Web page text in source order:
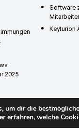
2025
Software
Keyturion
um dir die
erfahren, welche